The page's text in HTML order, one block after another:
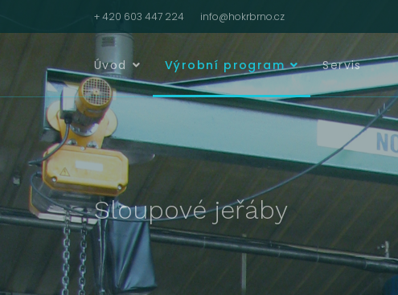
+ 420 603 447 224 info@hokrbrno.cz
Úvod Výrobní program Servis
Sloupové jeřáby